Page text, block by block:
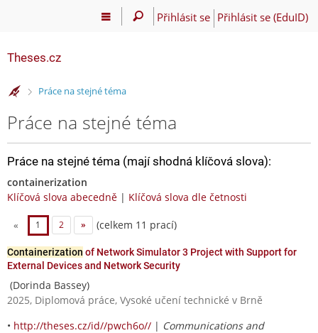
Přihlásit se Přihlásit se (EduID)
Theses.cz
>Práce na stejné téma
Práce na stejné téma
Práce na stejné téma (mají shodná klíčová slova):
containerization
Klíčová slova abecedně | Klíčová slova dle četnosti
« 1 2 » (celkem 11 prací)
Containerization of Network Simulator 3 Project with Support for
External Devices and Network Security
(Dorinda Bassey)
2025, Diplomová práce, Vysoké učení technické v Brně
• http://theses.cz/id//pwch6o// | Communications and